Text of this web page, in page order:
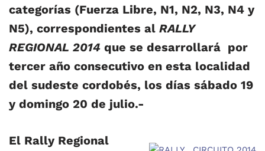
categorías (Fuerza Libre, N1, N2, N3, N4 y
N5), correspondientes al RALLY
REGIONAL 2014 que se desarrollará por
tercer año consecutivo en esta localidad
del sudeste cordobés, los días sábado 19
y domingo 20 de julio.-
El Rally Regional